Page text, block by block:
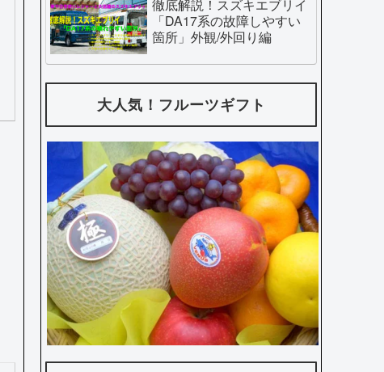
徹底解説！スズキエブリイ
「DA17系の故障しやすい
箇所」外観/外回り編
大人気！フルーツギフト